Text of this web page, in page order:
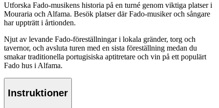
Utforska Fado-musikens historia på en turné genom viktiga platser i
Mouraria och Alfama. Besök platser där Fado-musiker och sångare
har uppträtt i årtionden.
Njut av levande Fado-föreställningar i lokala gränder, torg och
tavernor, och avsluta turen med en sista föreställning medan du
smakar traditionella portugisiska aptitretare och vin på ett populärt
Fado hus i Alfama.
Instruktioner